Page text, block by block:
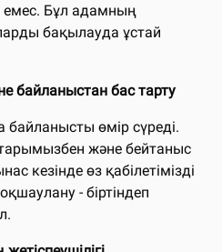
емес. Бұл адамның
бақылауда ұстай
байланыстан бас тарту
өмір сүреді.
және бейтаныс
кезінде өз қабілетімізді
- біртіндеп